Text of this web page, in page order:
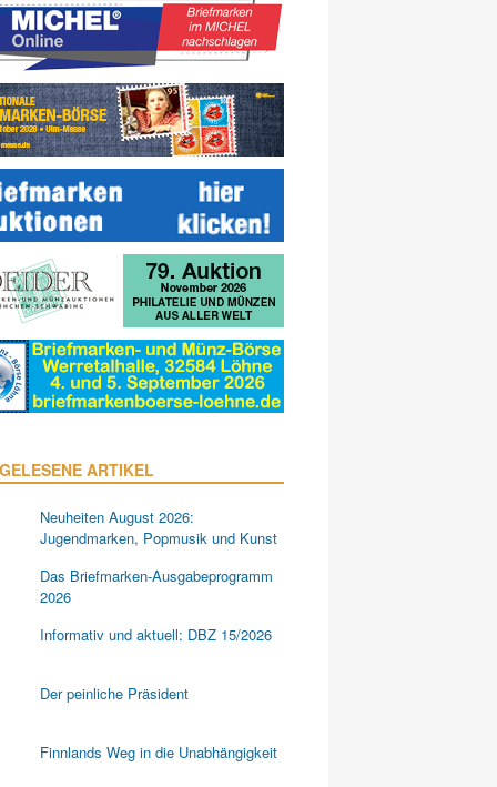
ARTIKEL
Neuheiten August 2026:
Jugendmarken, Popmusik und Kunst
Das Briefmarken-Ausgabeprogramm
2026
Informativ und aktuell: DBZ 15/2026
Der peinliche Präsident
Finnlands Weg in die Unabhängigkeit